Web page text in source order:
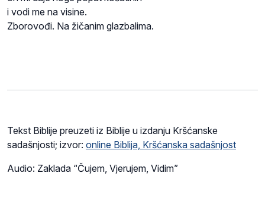
i vodi me na visine.
Zborovođi. Na žičanim glazbalima.
Tekst Biblije preuzeti iz Biblije u izdanju Kršćanske
sadašnjosti; izvor: online Biblija, Kršćanska sadašnjost
Audio: Zaklada “Čujem, Vjerujem, Vidim”